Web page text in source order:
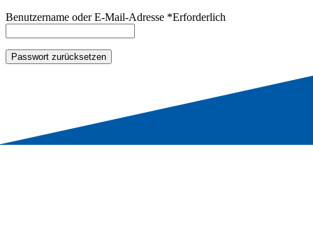
Benutzername oder E-Mail-Adresse *Erforderlich
Passwort zurücksetzen